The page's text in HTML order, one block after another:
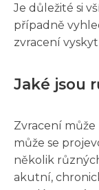
Je důležité si
případně
zvracení
Jaké jsou
Zvracení
může se
několik
akutní,